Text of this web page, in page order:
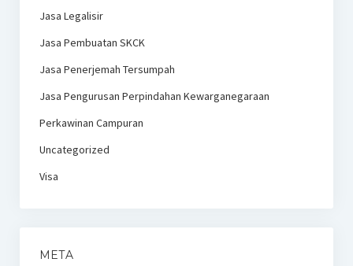
Jasa Legalisir
Jasa Pembuatan SKCK
Jasa Penerjemah Tersumpah
Jasa Pengurusan Perpindahan Kewarganegaraan
Perkawinan Campuran
Uncategorized
Visa
META